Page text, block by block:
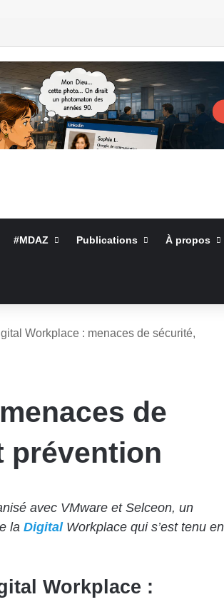
#MDAZ Publications À propos
Workplace : menaces de sécurité,
de
prévention
avec VMware et Selceon, un
la DigitalWorkplace qui s’est tenu en
Workplace :